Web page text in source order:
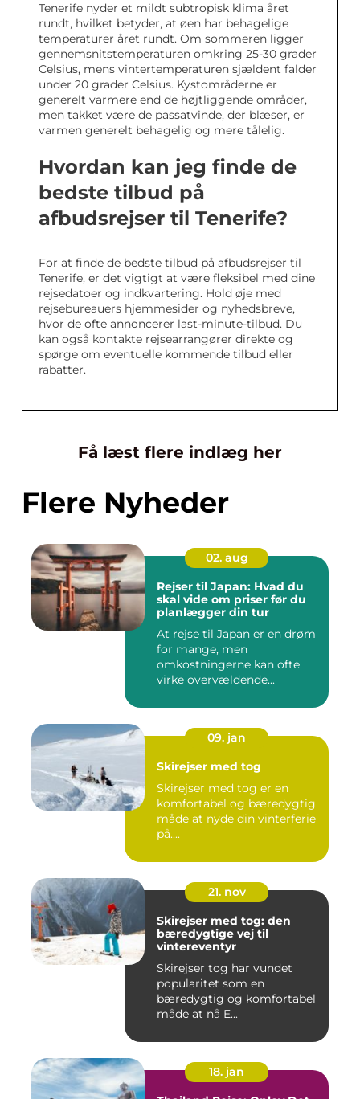
Tenerife nyder et mildt subtropisk klima året
rundt, hvilket betyder, at øen har behagelige
temperaturer året rundt. Om sommeren ligger
gennemsnitstemperaturen omkring 25-30 grader
Celsius, mens vintertemperaturen sjældent falder
under 20 grader Celsius. Kystområderne er
generelt varmere end de højtliggende områder,
men takket være de passatvinde, der blæser, er
varmen generelt behagelig og mere tålelig.
Hvordan kan jeg finde de
bedste tilbud på
afbudsrejser til Tenerife?
For at finde de bedste tilbud på afbudsrejser til
Tenerife, er det vigtigt at være fleksibel med dine
rejsedatoer og indkvartering. Hold øje med
rejsebureauers hjemmesider og nyhedsbreve,
hvor de ofte annoncerer last-minute-tilbud. Du
kan også kontakte rejsearrangører direkte og
spørge om eventuelle kommende tilbud eller
rabatter.
Få læst flere indlæg her
Flere Nyheder
02. aug
Rejser til Japan: Hvad du
skal vide om priser før du
planlægger din tur
At rejse til Japan er en drøm
for mange, men
omkostningerne kan ofte
virke overvældende...
09. jan
Skirejser med tog
Skirejser med tog er en
komfortabel og bæredygtig
måde at nyde din vinterferie
på....
21. nov
Skirejser med tog: den
bæredygtige vej til
vintereventyr
Skirejser tog har vundet
popularitet som en
bæredygtig og komfortabel
måde at nå E...
18. jan